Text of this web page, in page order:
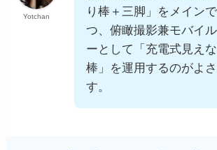
Yotchan
り棒＋三脚」をメイン
つ、俯瞰撮影兼モバイ
ーとして「充電式見え
棒」を運用するのがよ
す。